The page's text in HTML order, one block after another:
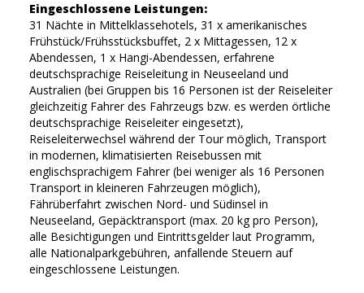
Eingeschlossene Leistungen:
31 Nächte in Mittelklassehotels, 31 x amerikanisches
Frühstück/Frühsstücksbuffet, 2 x Mittagessen, 12 x
Abendessen, 1 x Hangi-Abendessen, erfahrene
deutschsprachige Reiseleitung in Neuseeland und
Australien (bei Gruppen bis 16 Personen ist der Reiseleiter
gleichzeitig Fahrer des Fahrzeugs bzw. es werden örtliche
deutschsprachige Reiseleiter eingesetzt),
Reiseleiterwechsel während der Tour möglich, Transport
in modernen, klimatisierten Reisebussen mit
englischsprachigem Fahrer (bei weniger als 16 Personen
Transport in kleineren Fahrzeugen möglich),
Fährüberfahrt zwischen Nord- und Südinsel in
Neuseeland, Gepäcktransport (max. 20 kg pro Person),
alle Besichtigungen und Eintrittsgelder laut Programm,
alle Nationalparkgebühren, anfallende Steuern auf
eingeschlossene Leistungen.